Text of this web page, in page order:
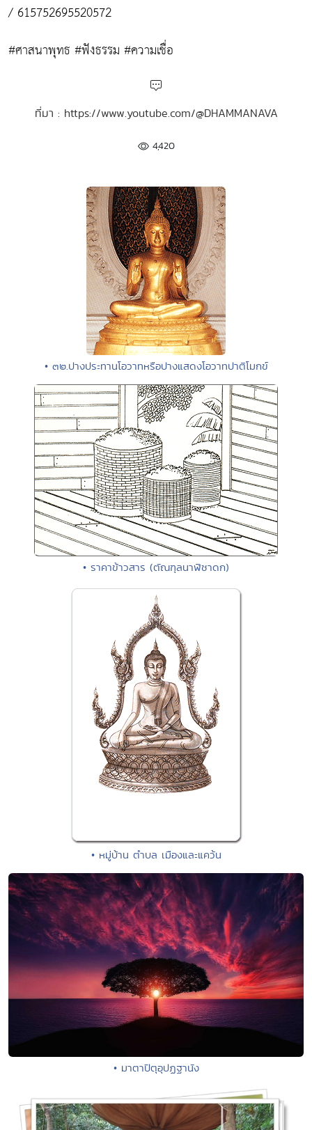
/ 615752695520572
#ศาสนาพุทธ #ฟังธรรม #ความเชื่อ
ที่มา : https://www.youtube.com/@DHAMMANAVA
4,420
• ๓๒.ปางประทานโอวาทหรือปางแสดงโอวาทปาติโมกข์
• ราคาข้าวสาร (ตัณฑุลนาฬิชาดก)
• หมู่บ้าน ตำบล เมืองและแคว้น
• มาตาปิตุอุปฏฐานัง